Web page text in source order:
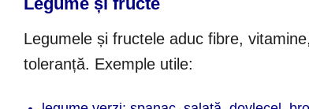
Legumele și fructele aduc fibre,
toleranță. Exemple utile: